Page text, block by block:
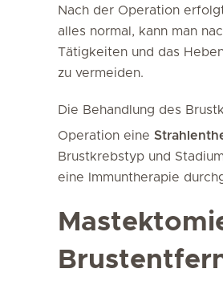
Nach der Operation
alles normal, kann man
Tätigkeiten und das
zu vermeiden.
Die Behandlung des
Operation eine
Brustkrebstyp und
eine Immuntherapie